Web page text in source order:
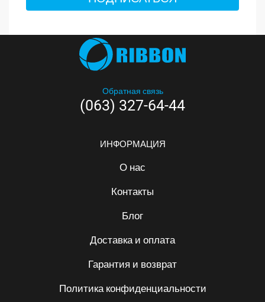
Обратная связь
(063) 327-64-44
ИНФОРМАЦИЯ
О нас
Контакты
Блог
Доставка и оплата
Гарантия и возврат
Политика конфиденциальности